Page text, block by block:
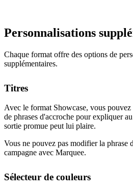
Personnalisations
Chaque format offre des options de
supplémentaires.
Titres
Avec le format Showcase, vous
de phrases d'accroche pour expliquer
sortie promue peut lui plaire.
Vous ne pouvez pas modifier la phrase
campagne avec Marquee.
Sélecteur de couleurs